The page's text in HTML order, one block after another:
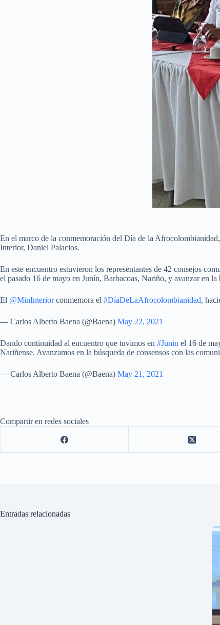
En el marco de la conmemoración del Día de la
Interior, Daniel Palacios.
En este encuentro estuvieron los representantes de 42 consejos
el pasado 16 de mayo en Junín, Barbacoas, Nariño, y avanzar en
El @MinInteriorconmemora el #DíaDeLaAfrocolombianidad,
— Carlos Alberto Baena (@Baena) May 22, 2021
Dando continuidad al encuentro que tuvimos en #Junin el 16 de
Nariñense. Avanzamos en la búsqueda de consensos con las
— Carlos Alberto Baena (@Baena) May 21, 2021
Compartir en redes sociales
Entradas relacionadas